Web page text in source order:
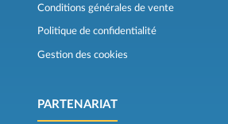
Conditions générales de vente
Politique de confidentialité
Gestion des cookies
PARTENARIAT